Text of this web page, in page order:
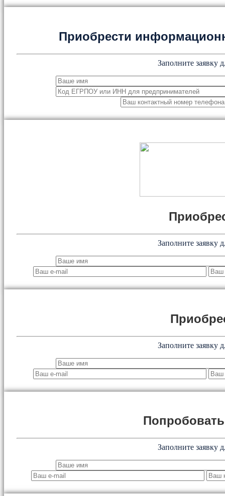
Приобрести
Заполните заявку
Заполните заявку
Заполните заявку
Заполните заявку